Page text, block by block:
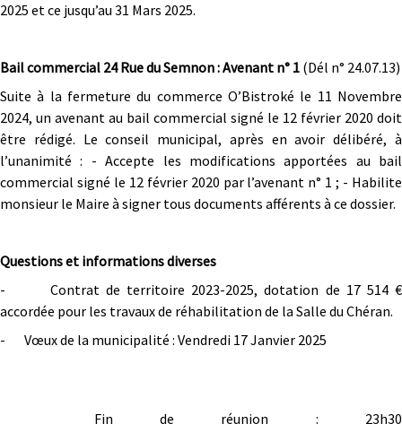
2025 et ce jusqu’au 31 Mars 2025.
Bail commercial 24 Rue du Semnon : Avenant n° 1 (Dél n° 24.07.13)
Suite à la fermeture du commerce O’Bistroké le 11 Novembre
2024, un avenant au bail commercial signé le 12 février 2020 doit
être rédigé. Le conseil municipal, après en avoir délibéré, à
l’unanimité : - Accepte les modifications apportées au bail
commercial signé le 12 février 2020 par l’avenant n° 1 ; - Habilite
monsieur le Maire à signer tous documents afférents à ce dossier.
Questions et informations diverses
- Contrat de territoire 2023-2025, dotation de 17 514 €
accordée pour les travaux de réhabilitation de la Salle du Chéran.
- Vœux de la municipalité : Vendredi 17 Janvier 2025
Fin de réunion : 23h30